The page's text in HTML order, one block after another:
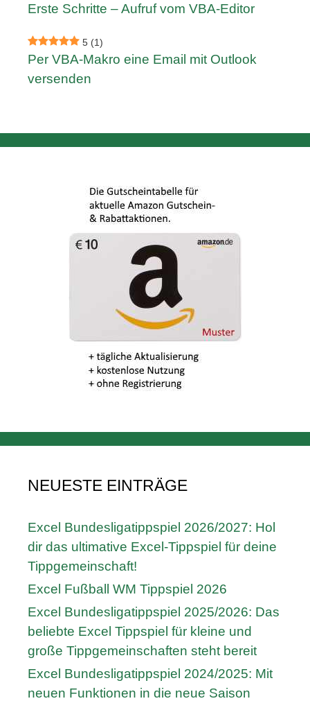
Erste Schritte – Aufruf vom VBA-Editor
5 (1)
Per VBA-Makro eine Email mit Outlook
versenden
NEUESTE EINTRÄGE
Excel Bundesligatippspiel 2026/2027: Hol
dir das ultimative Excel-Tippspiel für deine
Tippgemeinschaft!
Excel Fußball WM Tippspiel 2026
Excel Bundesligatippspiel 2025/2026: Das
beliebte Excel Tippspiel für kleine und
große Tippgemeinschaften steht bereit
Excel Bundesligatippspiel 2024/2025: Mit
neuen Funktionen in die neue Saison